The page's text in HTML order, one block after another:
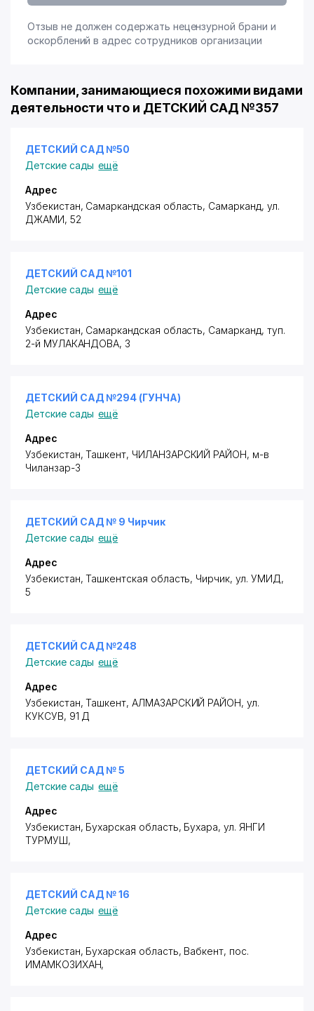
Отзыв не должен содержать нецензурной брани и
оскорблений в адрес сотрудников организации
Компании, занимающиеся похожими видами
деятельности что и ДЕТСКИЙ САД №357
ДЕТСКИЙ САД №50
Детские сады ещё
Адрес
Узбекистан, Самаркандская область, Самарканд, ул.
ДЖАМИ, 52
ДЕТСКИЙ САД №101
Детские сады ещё
Адрес
Узбекистан, Самаркандская область, Самарканд, туп.
2-й МУЛАКАНДОВА, 3
ДЕТСКИЙ САД №294 (ГУНЧА)
Детские сады ещё
Адрес
Узбекистан, Ташкент, ЧИЛАНЗАРСКИЙ РАЙОН, м-в
Чиланзар-3
ДЕТСКИЙ САД № 9 Чирчик
Детские сады ещё
Адрес
Узбекистан, Ташкентская область, Чирчик, ул. УМИД,
5
ДЕТСКИЙ САД №248
Детские сады ещё
Адрес
Узбекистан, Ташкент, АЛМАЗАРСКИЙ РАЙОН,ул.
КУКСУВ, 91 Д
ДЕТСКИЙ САД № 5
Детские сады ещё
Адрес
Узбекистан, Бухарская область, Бухара,ул. ЯНГИ
ТУРМУШ,
ДЕТСКИЙ САД № 16
Детские сады ещё
Адрес
Узбекистан, Бухарская область, Вабкент, пос.
ИМАМКОЗИХАН,